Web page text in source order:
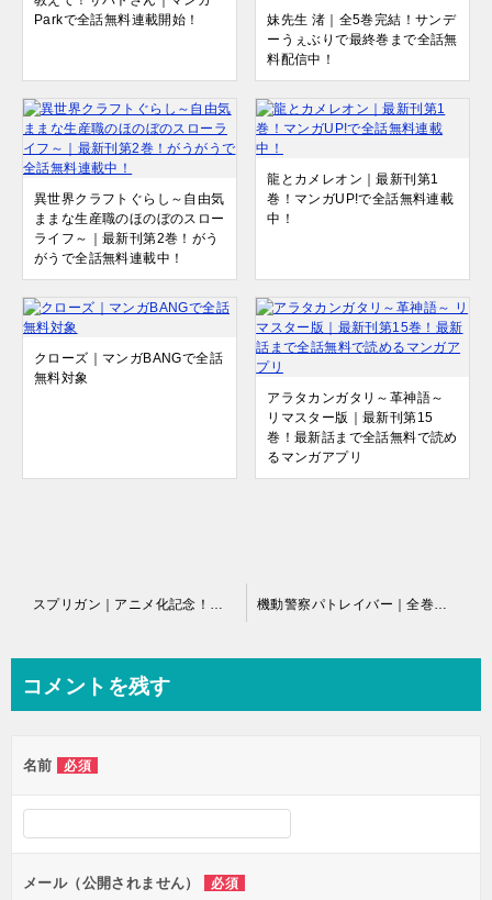
Parkで全話無料連載開始！
妹先生 渚｜全5巻完結！サンデ
ーうぇぶりで最終巻まで全話無
料配信中！
異世界クラフトぐらし～自由気
ままな生産職のほのぼのスロー
ライフ～｜最新刊第2巻！がう
がうで全話無料連載中！
龍とカメレオン｜最新刊第1
巻！マンガUP!で全話無料連載
中！
クローズ｜マンガBANGで全話
無料対象
アラタカンガタリ～革神語～
リマスター版｜最新刊第15
巻！最新話まで全話無料で読め
るマンガアプリ
ビ
ー
シ
ョ
ン
コメントを残す
名前 必須
メール（公開されません） 必須